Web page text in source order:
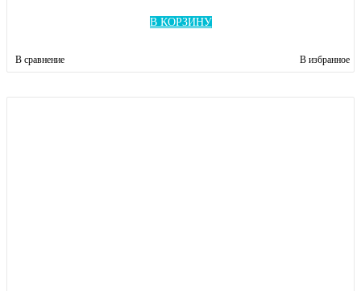
В КОРЗИНУ
В сравнение В избранное